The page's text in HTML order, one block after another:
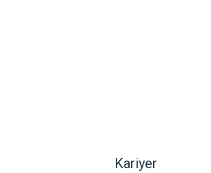
Kariyer